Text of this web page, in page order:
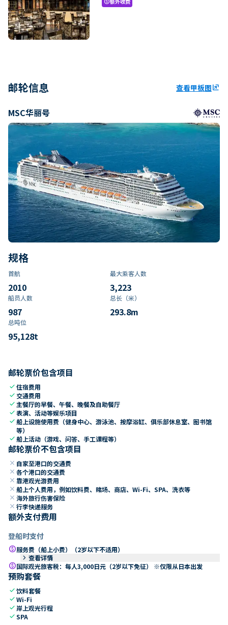
paid
邮轮信息 查看甲板图ungroup
MSC华丽号
规格
首航
2010
最大乘客人数
3,223
船员人数
987
总长（米）
293.8m
总吨位
95,128t
邮轮票价包含项目
check住宿费用
check 交通费用
check 主餐厅的早餐、午餐、晚餐及自助餐厅
check表演、活动等娱乐项目
check船上设施使用费（健身中心、游泳池、按摩浴缸、俱乐部休息室、图书馆
等）
check船上活动（游戏、问答、手工课程等）
邮轮票价不包含项目
close 自家至港口的交通费
close 各个港口的交通费
close 靠港观光游费用
close 船上个人费用，例如饮料费、赌场、商店、Wi-Fi、SPA、洗衣等
close 海外旅行伤害保险
close 行李快递服务
额外支付费用
登船时支付
paid服务费（船上小费）（2岁以下不适用）
keyboard_arrow_right 查看详情
paid国际观光旅客税：每人3,000日元（2岁以下免征） ※仅限从日本出发
预购套餐
check饮料套餐
checkWi-Fi
check 岸上观光行程
checkSPA